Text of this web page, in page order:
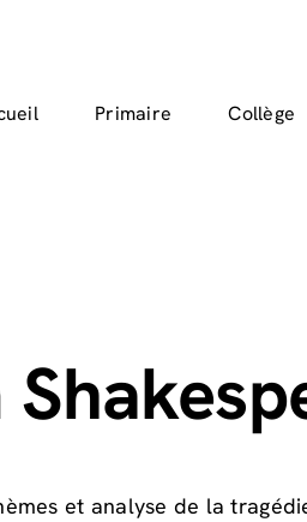
Primaire Collège
et analyse de la